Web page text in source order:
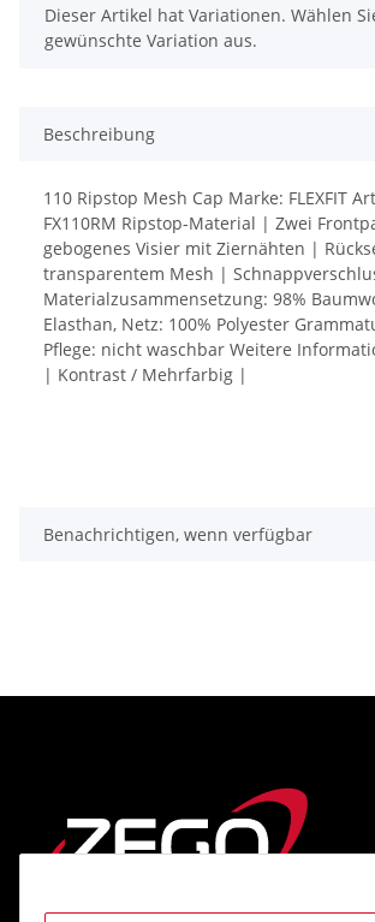
x
Dieser Artikel hat Variationen. Wählen
gewünschte Variation aus.
Beschreibung
110 Ripstop Mesh Cap Marke: FLEXFIT
FX110RM Ripstop-Material | Zwei
gebogenes Visier mit Ziernähten |
transparentem Mesh |
Materialzusammensetzung: 98%
Elasthan, Netz: 100% Polyester
Pflege: nicht waschbar Weitere
| Kontrast / Mehrfarbig |
Benachrichtigen, wenn verfügbar